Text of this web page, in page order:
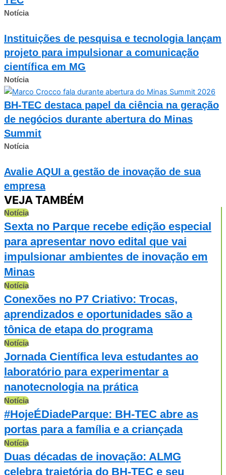
Notícia
Instituições de pesquisa e tecnologia lançam
projeto para impulsionar a comunicação
científica em MG
Notícia
BH-TEC destaca papel da ciência na geração
de negócios durante abertura do Minas
Summit
Notícia
Avalie AQUI a gestão de inovação de sua
empresa
VEJA TAMBÉM
Notícia
Sexta no Parque recebe edição especial
para apresentar novo edital que vai
impulsionar ambientes de inovação em
Minas
Notícia
Conexões no P7 Criativo: Trocas,
aprendizados e oportunidades são a
tônica de etapa do programa
Notícia
Jornada Científica leva estudantes ao
laboratório para experimentar a
nanotecnologia na prática
Notícia
#HojeÉDiadeParque: BH-TEC abre as
portas para a família e a criançada
Notícia
Duas décadas de inovação: ALMG
celebra trajetória do BH-TEC e seu